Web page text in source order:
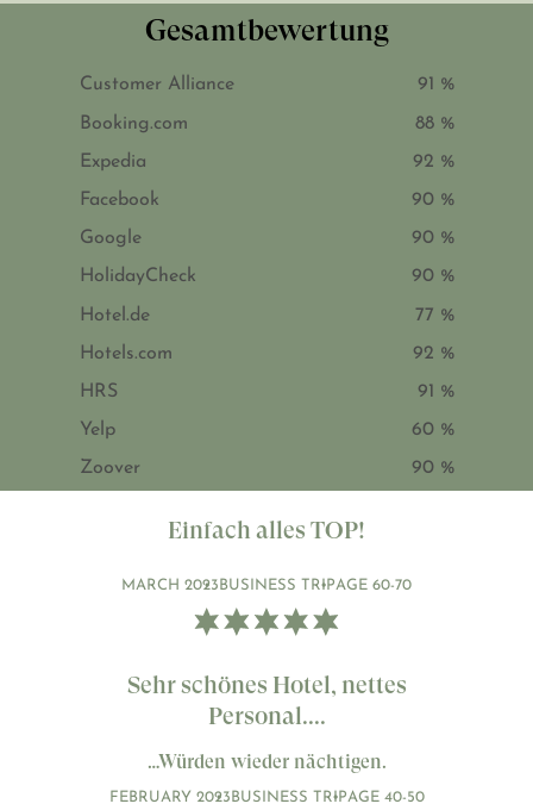
Gesamtbewertung
Customer Alliance
91 %
Booking.com
88 %
Expedia
92 %
Facebook
90 %
Google
90 %
HolidayCheck
90 %
Hotel.de
77 %
Hotels.com
92 %
HRS
91 %
Yelp
60 %
Zoover
90 %
Einfach alles TOP!
MARCH 2023BUSINESS TRIPAGE 60-70
Sehr schönes Hotel, nettes
Personal....
…Würden wieder nächtigen.
FEBRUARY 2023BUSINESS TRIPAGE 40-50